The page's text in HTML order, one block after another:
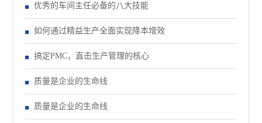
优秀的车间主任必备的八大技能
如何通过精益生产全面实现降本增效
搞定PMC，直击生产管理的核心
质量是企业的生命线
质量是企业的生命线